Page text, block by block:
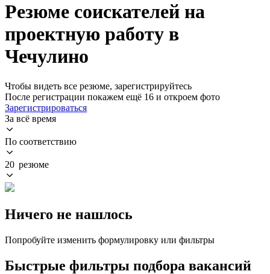
Резюме соискателей на
проектную работу в
Чечулино
Чтобы видеть все резюме, зарегистрируйтесь
После регистрации покажем ещё 16 и откроем фото
Зарегистрироваться
За всё время
По соответствию
20 резюме
Ничего не нашлось
Попробуйте изменить формулировку или фильтры
Быстрые фильтры подбора вакансий